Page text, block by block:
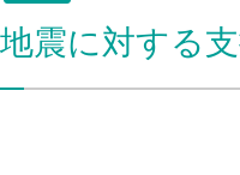
地震に対する